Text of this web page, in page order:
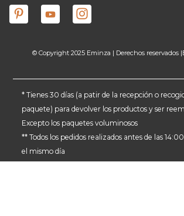
© Copyright 2025 Eminza | Derechos reservados |
PAÍSES
* Tienes 30 días (a patir de la recepción o
paquete) para devolver los productos y ser
Excepto los paquetes voluminosos
** Todos los pedidos realizados antes de las
el mismo día